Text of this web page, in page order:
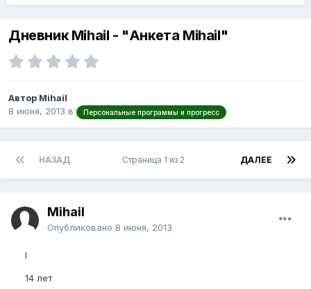
Дневник Mihail - "Анкета Mihail"
Автор Mihail
8 июня, 2013 в Персональные программы и прогресс
НАЗАД ДАЛЕЕ
Страница 1 из 2
Mihail
Опубликовано 8 июня, 2013
I
14 лет